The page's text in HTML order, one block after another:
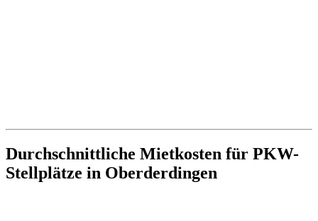
Durchschnittliche Mietkosten für PKW-
Stellplätze in Oberderdingen